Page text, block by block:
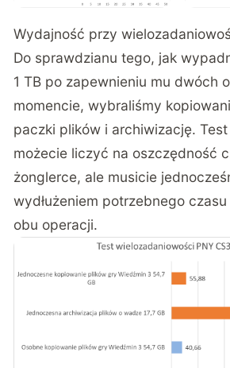
Wydajność przy
Do sprawdzianu tego, jak
1 TB po zapewnieniu mu dwóch
momencie, wybraliśmy
paczki plików i archiwizację. Test
możecie liczyć na oszczędność
żonglerce, ale musicie
wydłużeniem potrzebnego
obu operacji.